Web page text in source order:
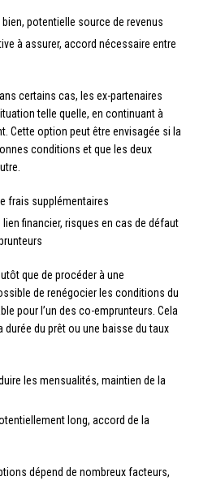
potentielle source de revenus
à assurer, accord nécessaire entre
certains cas, les ex-partenaires
telle quelle, en continuant à
Cette option peut être envisagée si la
conditions et que les deux
frais supplémentaires
lien financier, risques en cas de défaut
que de procéder à une
de renégocier les conditions du
pour l’un des co-emprunteurs. Cela
du prêt ou une baisse du taux
les mensualités, maintien de la
long, accord de la
dépend de nombreux facteurs,